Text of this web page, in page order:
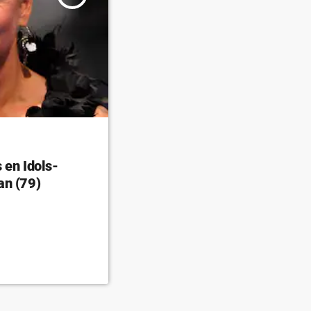
en Idols-
(79)